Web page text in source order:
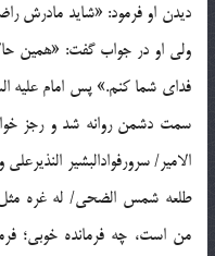
ديدن او فرمود: «شايد مادرش
ولي او در جواب گفت: «همين
فداي شما کنم.» پس امام عليه
سمت دشمن روانه شد و رجز
الامير/ سرورفوادالبشير
طلعه شمس الضحي/ له غره مثل
من است، چه فرمانده خوبي؛